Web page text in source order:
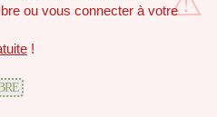
ou vous connecter à votre
!